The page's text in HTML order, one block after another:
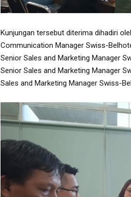
Kunjungan tersebut diterima dihadiri
Communication Manager Swiss-
Senior Sales and Marketing Manager
Senior Sales and Marketing Manager
Sales and Marketing Manager Swiss-